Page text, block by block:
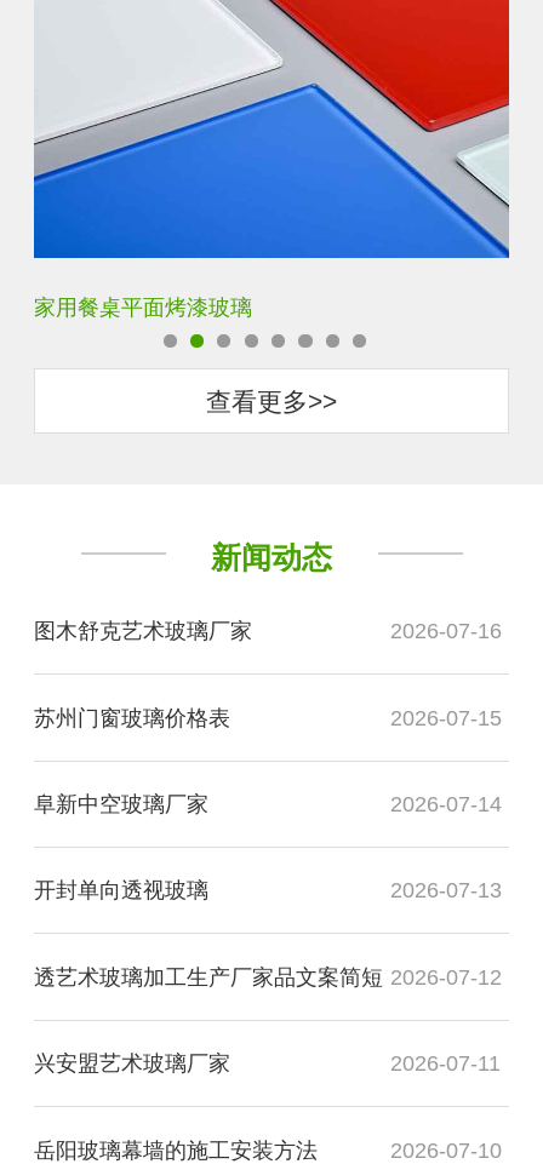
家用餐桌平面烤漆玻璃
查看更多>>
新闻动态
图木舒克艺术玻璃厂家 2026-07-16
苏州门窗玻璃价格表 2026-07-15
阜新中空玻璃厂家 2026-07-14
开封单向透视玻璃 2026-07-13
透艺术玻璃加工生产厂家品文案简短 2026-07-12
兴安盟艺术玻璃厂家 2026-07-11
岳阳玻璃幕墙的施工安装方法 2026-07-10